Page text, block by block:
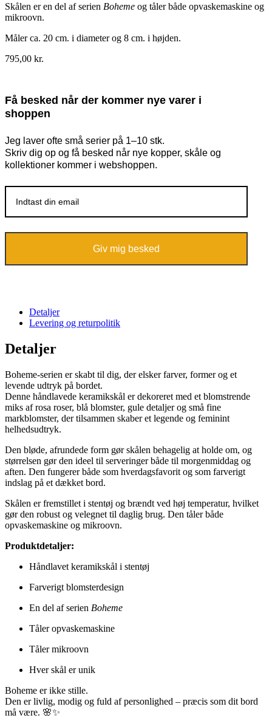
Skålen er en del af serien Boheme og tåler både opvaskemaskine og
mikroovn.
Måler ca. 20 cm. i diameter og 8 cm. i højden.
795,00 kr.
Få besked når der kommer nye varer i
shoppen
Jeg laver ofte små serier på 1–10 stk.
Skriv dig op og få besked når nye kopper, skåle og
kollektioner kommer i webshoppen.
Giv mig besked
Detaljer
Levering og returpolitik
Detaljer
Boheme-serien er skabt til dig, der elsker farver, former og et
levende udtryk på bordet.
Denne håndlavede keramikskål er dekoreret med et blomstrende
miks af rosa roser, blå blomster, gule detaljer og små fine
markblomster, der tilsammen skaber et legende og feminint
helhedsudtryk.
Den bløde, afrundede form gør skålen behagelig at holde om, og
størrelsen gør den ideel til serveringer både til morgenmiddag og
aften. Den fungerer både som hverdagsfavorit og som farverigt
indslag på et dækket bord.
Skålen er fremstillet i stentøj og brændt ved høj temperatur, hvilket
gør den robust og velegnet til daglig brug. Den tåler både
opvaskemaskine og mikroovn.
Produktdetaljer:
Håndlavet keramikskål i stentøj
Farverigt blomsterdesign
En del af serien Boheme
Tåler opvaskemaskine
Tåler mikroovn
Hver skål er unik
Boheme er ikke stille.
Den er livlig, modig og fuld af personlighed – præcis som dit bord
må være. 🌸✨